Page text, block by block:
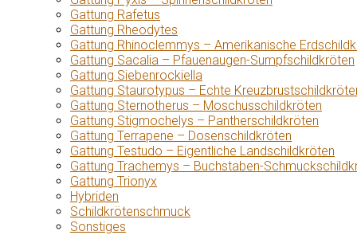
Gattung Rafetus
Gattung Rheodytes
Gattung Rhinoclemmys – Amerikanische
Gattung Sacalia – Pfauenaugen-Sumpfschildkröten
Gattung Siebenrockiella
Gattung Staurotypus – Echte
Gattung Sternotherus – Moschusschildkröten
Gattung Stigmochelys – Pantherschildkröten
Gattung Terrapene – Dosenschildkröten
Gattung Testudo – Eigentliche Landschildkröten
Gattung Trachemys – Buchstaben-
Gattung Trionyx
Hybriden
Schildkrötenschmuck
Sonstiges